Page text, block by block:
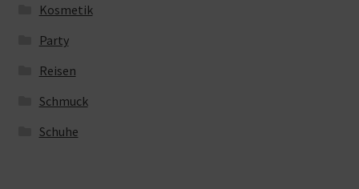
Kosmetik
Party
Reisen
Schmuck
Schuhe